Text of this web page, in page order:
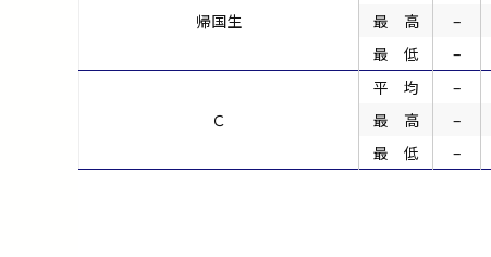
帰国生
最 高
–
最 低
–
Ｃ
平 均 –
最 高
–
最 低
–